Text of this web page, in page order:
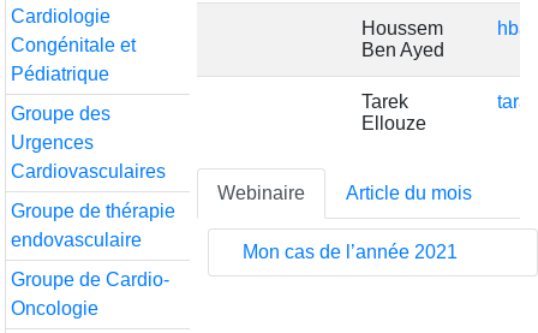
Cardiologie
Congénitale et
Pédiatrique
Groupe des
Urgences
Cardiovasculaires
Groupe de thérapie
endovasculaire
Groupe de Cardio-
Oncologie
Houssem
Ben Ayed
Tarek
Ellouze
Webinaire Article du mois
Mon cas de l’année 2021